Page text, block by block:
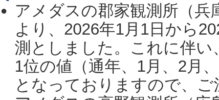
アメダスの郡家観測所（
より、2026年1月1日から
測としました。これに伴い
1位の値（通年、1月、2月
となっておりますので、